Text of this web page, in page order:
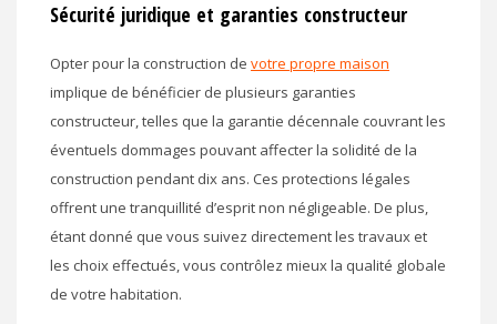
Sécurité juridique et garanties constructeur
Opter pour la construction de votre propre maison
implique de bénéficier de plusieurs garanties
constructeur, telles que la garantie décennale couvrant les
éventuels dommages pouvant affecter la solidité de la
construction pendant dix ans. Ces protections légales
offrent une tranquillité d’esprit non négligeable. De plus,
étant donné que vous suivez directement les travaux et
les choix effectués, vous contrôlez mieux la qualité globale
de votre habitation.